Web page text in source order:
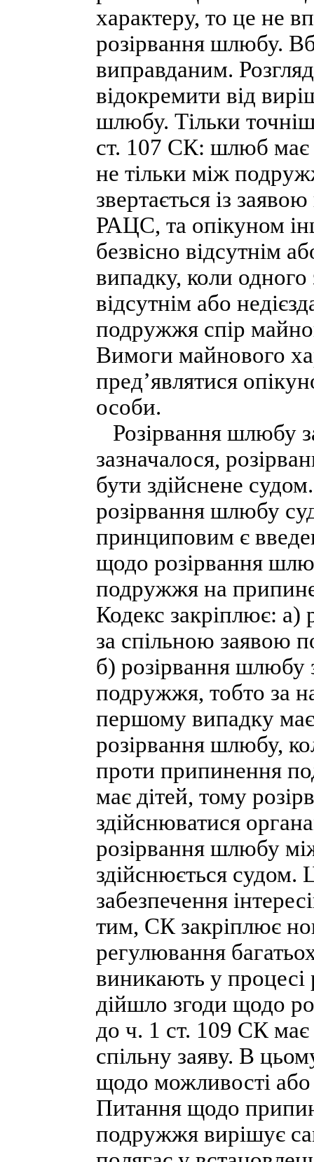
характеру, то це не
розірвання шлюбу.
виправданим.
відокремити від
шлюбу. Тільки
ст. 107 СК: шлюб має
не тільки між
звертається із
РАЦС, та опікуном
безвісно відсутнім
випадку, коли
відсутнім або
подружжя спір
Вимоги майнового
пред’являтися
особи.
Розірвання шлюбу
зазначалося,
бути здійснене
розірвання шлюбу
принциповим є
щодо розірвання
подружжя на
Кодекс закріплює:
за спільною заявою
б) розірвання шлюбу
подружжя, тобто за
першому випадку
розірвання шлюбу,
проти припинення
має дітей, тому
здійснюватися
розірвання шлюбу
здійснюється судом.
забезпечення
тим, СК закріплює
регулювання
виникають у
дійшло згоди щодо
до ч. 1 ст. 109 СК
спільну заяву. В
щодо можливості
Питання щодо
подружжя вирішує